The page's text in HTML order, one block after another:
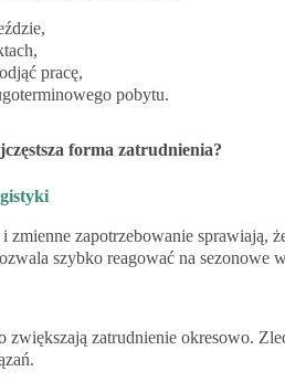
pracę,
pobytu.
forma zatrudnienia?
zapotrzebowanie sprawiają,
szybko reagować na sezonowe
zwiększają zatrudnienie okresowo.